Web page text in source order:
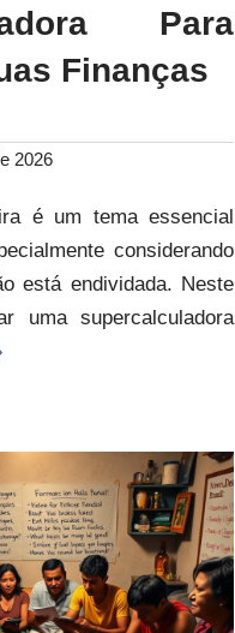
Para
Finanças
2026
é um tema essencial
considerando
está endividada. Neste
uma supercalculadora